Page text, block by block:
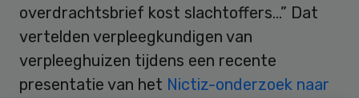
overdrachtsbrief kost slachtoffers…” Dat
vertelden verpleegkundigen van
verpleeghuizen tijdens een recente
presentatie van het Nictiz-onderzoek naar